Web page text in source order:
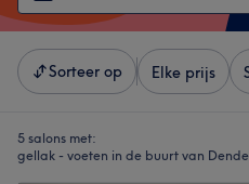
Sorteer op Elke prijs
5 salons met:
gellak - voeten in de buurt van